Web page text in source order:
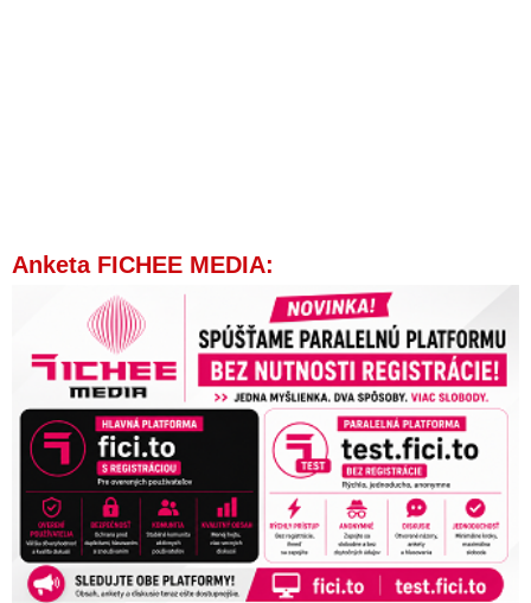
Anketa FICHEE MEDIA: